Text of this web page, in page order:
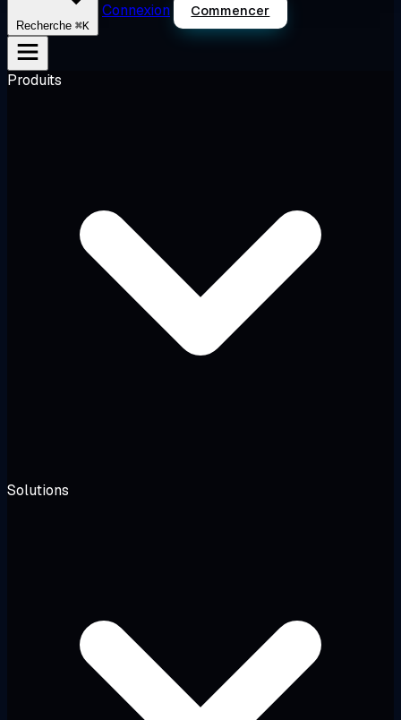
Recherche ⌘K
Connexion Commencer
Produits
Solutions